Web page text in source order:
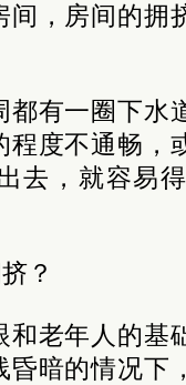
间，房间的拥
有一圈下水
度不通畅，
去，就容易
？
老年人的基
昏暗的情况下